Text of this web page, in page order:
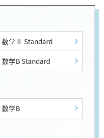
数学Ⅱ Standard
数学B Standard
数学B